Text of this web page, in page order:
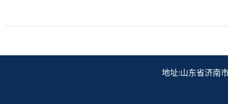
地址:山东省济南